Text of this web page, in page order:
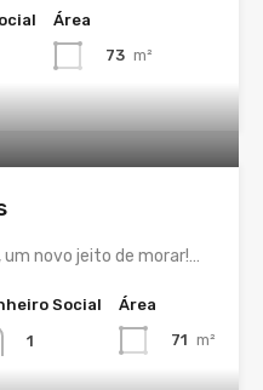
Área
73 m²
novo jeito de morar!…
Social
1
Área
71 m²